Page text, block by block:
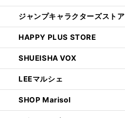
ジャンプキャラクターズストア
HAPPY PLUS STORE
SHUEISHA VOX
LEEマルシェ
SHOP Marisol